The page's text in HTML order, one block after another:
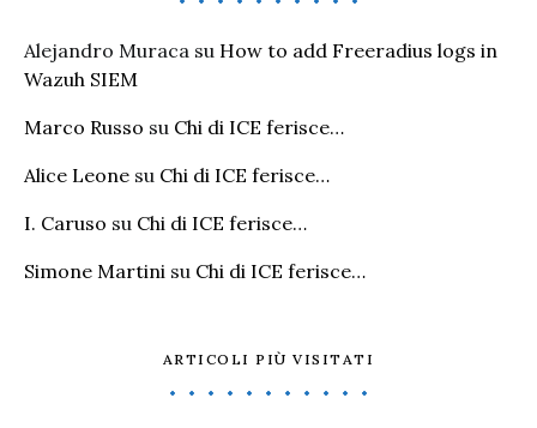
Alejandro Muraca su How to add Freeradius logs in
Wazuh SIEM
Marco Russo su Chi di ICE ferisce…
Alice Leone su Chi di ICE ferisce…
I. Caruso su Chi di ICE ferisce…
Simone Martini su Chi di ICE ferisce…
ARTICOLI PIÙ VISITATI